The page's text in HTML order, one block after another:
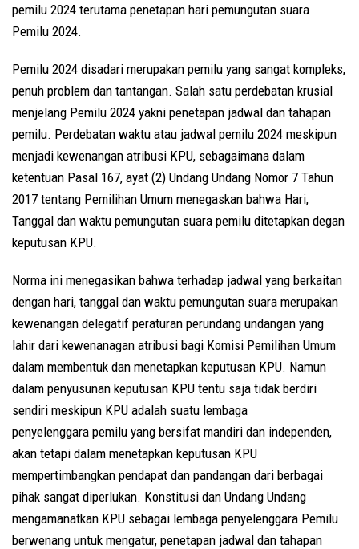
pemilu 2024 terutama penetapan hari pemungutan suara
Pemilu 2024.
Pemilu 2024 disadari merupakan pemilu yang sangat kompleks,
penuh problem dan tantangan. Salah satu perdebatan krusial
menjelang Pemilu 2024 yakni penetapan jadwal dan tahapan
pemilu. Perdebatan waktu atau jadwal pemilu 2024 meskipun
menjadi kewenangan atribusi KPU, sebagaimana dalam
ketentuan Pasal 167, ayat (2) Undang Undang Nomor 7 Tahun
2017 tentang Pemilihan Umum menegaskan bahwa Hari,
Tanggal dan waktu pemungutan suara pemilu ditetapkan degan
keputusan KPU.
Norma ini menegasikan bahwa terhadap jadwal yang berkaitan
dengan hari, tanggal dan waktu pemungutan suara merupakan
kewenangan delegatif peraturan perundang undangan yang
lahir dari kewenanagan atribusi bagi Komisi Pemilihan Umum
dalam membentuk dan menetapkan keputusan KPU. Namun
dalam penyusunan keputusan KPU tentu saja tidak berdiri
sendiri meskipun KPU adalah suatu lembaga
penyelenggara pemilu yang bersifat mandiri dan independen,
akan tetapi dalam menetapkan keputusan KPU
mempertimbangkan pendapat dan pandangan dari berbagai
pihak sangat diperlukan. Konstitusi dan Undang Undang
mengamanatkan KPU sebagai lembaga penyelenggara Pemilu
berwenang untuk mengatur, penetapan jadwal dan tahapan